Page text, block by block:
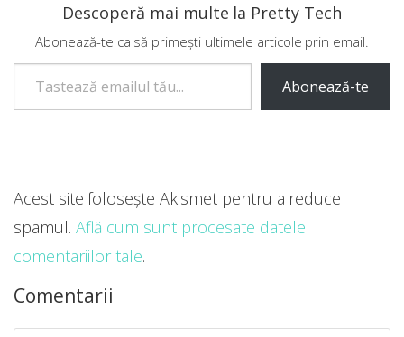
Descoperă mai multe la Pretty Tech
Abonează-te ca să primești ultimele articole prin email.
Tastează emailul tău...
Abonează-te
Comentarii
Acest site folosește Akismet pentru a reduce
spamul. Află cum sunt procesate datele
comentariilor tale.